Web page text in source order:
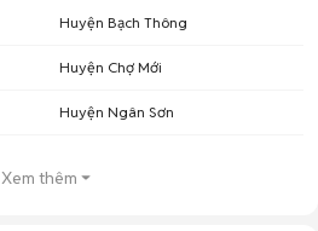
Huyện Bạch Thông
Huyện Chợ Mới
Huyện Ngân Sơn
Xem thêm